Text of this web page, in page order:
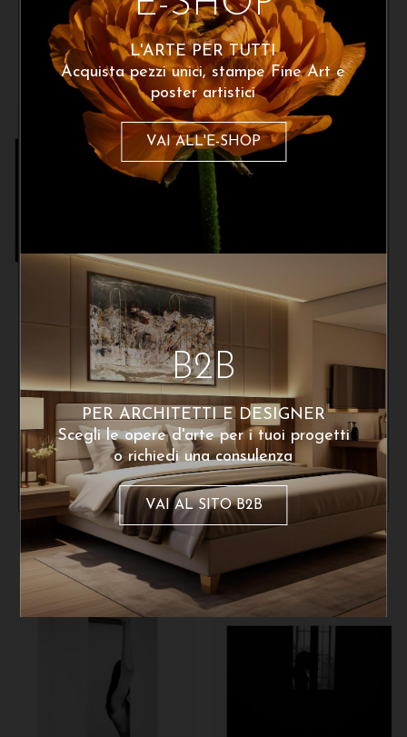
Dentro me 1
A partire da:290€
Riflesso
A partire da:290
Paola Stefanizzi
Spiragli 2
A partire da:290€
Dello stesso artista
L'ARTE PER TUTTI
Acquista pezzi unici, stampe Fine Art e
poster artistici
VAI ALL'E-SHOP
B2B
PER ARCHITETTI E DESIGNER
Scegli le opere d'arte per i tuoi progetti
o richiedi una consulenza
VAI AL SITO B2B
Iscriviti alla newsletter
Per ottenere uno sconto del 10% sul
tuo primo acquisto. Resta sempre
aggiornato con Cinquerosso arte
Ho letto e accetto la privacy Policy